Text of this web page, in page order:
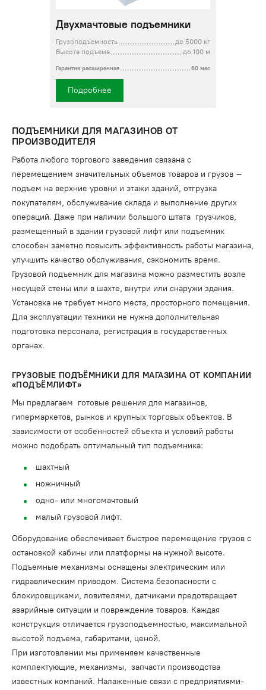
Двухмачтовые подъемники
Грузоподъемность
до 5000 кг
Высота подъема
до 100 м
Гарантия расширенная 60 мес
Подробнее
ПОДЪЕМНИКИ ДЛЯ МАГАЗИНОВ ОТ
ПРОИЗВОДИТЕЛЯ
Работа любого торгового заведения связана с
перемещением значительных объемов товаров и грузов –
подъем на верхние уровни и этажи зданий, отгрузка
покупателям, обслуживание склада и выполнение других
операций. Даже при наличии большого штата грузчиков,
размещенный в здании грузовой лифт или подъемник
способен заметно повысить эффективность работы магазина,
улучшить качество обслуживания, сэкономить время.
Грузовой подъемник для магазина можно разместить возле
несущей стены или в шахте, внутри или снаружи здания.
Установка не требует много места, просторного помещения.
Для эксплуатации техники не нужна дополнительная
подготовка персонала, регистрация в государственных
органах.
ГРУЗОВЫЕ ПОДЪЁМНИКИ ДЛЯ МАГАЗИНА ОТ КОМПАНИИ
«ПОДЪЁМЛИФТ»
Мы предлагаем готовые решения для магазинов,
гипермаркетов, рынков и крупных торговых объектов. В
зависимости от особенностей объекта и условий работы
можно подобрать оптимальный тип подъемника:
шахтный
ножничный
одно- или многомачтовый
малый грузовой лифт.
Оборудование обеспечивает быстрое перемещение грузов с
остановкой кабины или платформы на нужной высоте.
Подъемные механизмы оснащены электрическим или
гидравлическим приводом. Система безопасности с
блокировщиками, ловителями, датчиками предотвращает
аварийные ситуации и повреждение товаров. Каждая
конструкция отличается грузоподъемностью, максимальной
высотой подъема, габаритами, ценой.
При изготовлении мы применяем качественные
комплектующие, механизмы, запчасти производства
известных компаний. Налаженные связи с предприятиями-